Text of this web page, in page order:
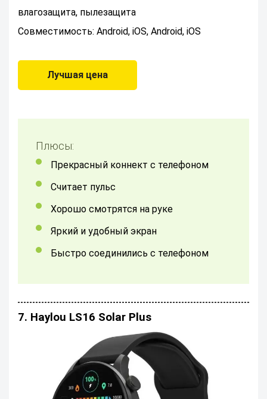
влагозащита, пылезащита
Совместимость: Android, iOS, Android, iOS
Лучшая цена
Плюсы:
прекрасный коннект с телефоном
считает пульс
Хорошо смотрятся на руке
яркий и удобный экран
быстро соединились с телефоном
7. Haylou LS16 Solar Plus